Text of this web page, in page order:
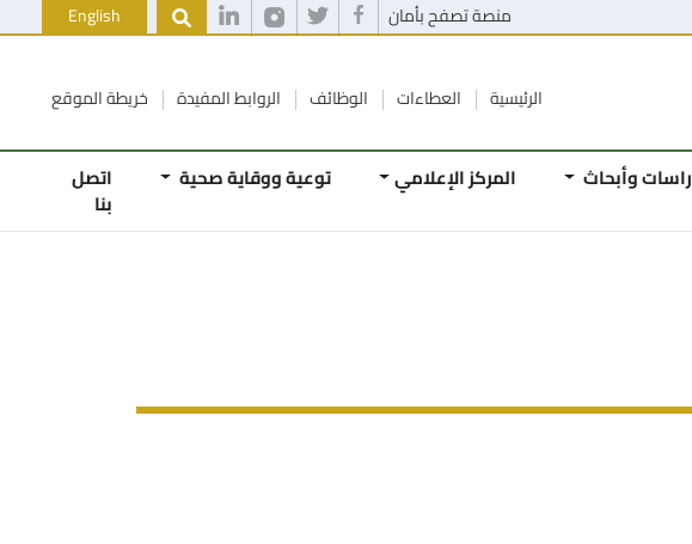
منصة تصفح بأمان English
الرئيسية العطاءات الوظائف الروابط المفيدة خريطة الموقع
وأبحاث المركز الإعلامي توعية ووقاية صحية اتصل
بنا